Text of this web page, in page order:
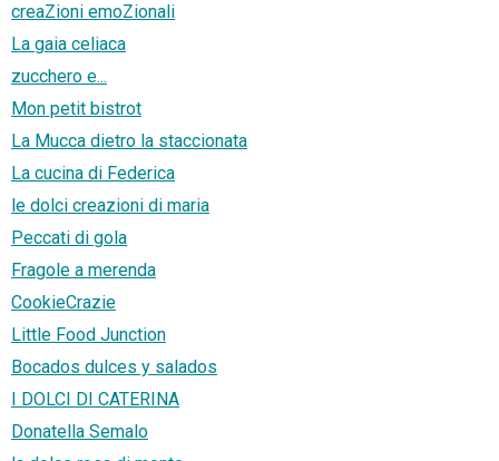
creaZioni emoZionali
La gaia celiaca
zucchero e...
Mon petit bistrot
La Mucca dietro la staccionata
La cucina di Federica
le dolci creazioni di maria
Peccati di gola
Fragole a merenda
CookieCrazie
Little Food Junction
Bocados dulces y salados
I DOLCI DI CATERINA
Donatella Semalo